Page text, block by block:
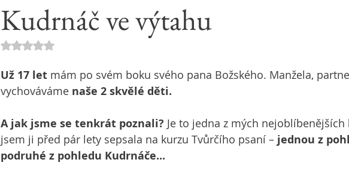
Kudrnáč ve výtahu
Hodnoceno NaN z 5 hvězdiček.
Už 17 let mám po svém boku svého pana Božského. Manžela,
vychováváme naše 2 skvělé děti.
A jak jsme se tenkrát poznali? Je to jedna z mých
jsem ji před pár lety sepsala na kurzu Tvůrčího psaní – jednou z
podruhé z pohledu Kudrnáče...